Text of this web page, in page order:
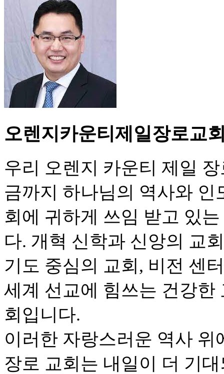
오렌지카운티제일장로교
우리 오렌지 카운티 제일
금까지 하나님의 역사와
회에 귀하게 쓰임 받고 있
다. 개혁 신학과 신앙의 교
기도 중심의 교회, 비전 센
세계 선교에 힘쓰는 건강한
회입니다.
이러한 자랑스러운 역사
장로 교회는 내일이 더 기